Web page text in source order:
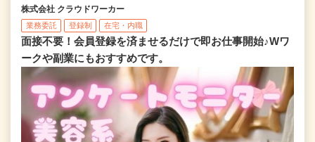
株式会社 クラウドワーカー
業務委託 登録制 在宅・内職
面接不要！会員登録を済ませるだけで即お仕事開始♪Wワ
ークや副業にもおすすめです。